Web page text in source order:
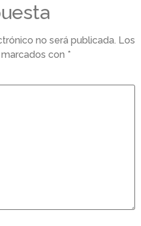
no será publicada. Los
con *